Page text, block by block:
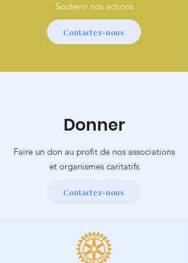
Soutenir nos actions
Contactez-nous
Donner
Faire un don au profit de nos associations
et organismes caritatifs
Contactez-nous